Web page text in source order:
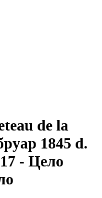
de la
1845 d.
- Цело